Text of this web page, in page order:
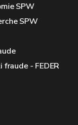
SPW
SPW
- FEDER